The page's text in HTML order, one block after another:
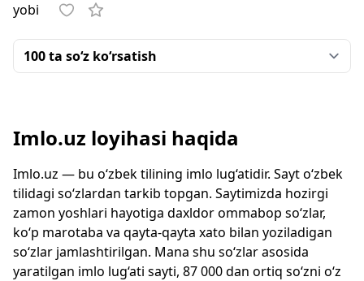
yobi
Imlo.uz loyihasi haqida
Imlo.uz — bu o‘zbek tilining imlo lug‘atidir. Sayt o‘zbek
tilidagi so‘zlardan tarkib topgan. Saytimizda hozirgi
zamon yoshlari hayotiga daxldor ommabop so‘zlar,
ko‘p marotaba va qayta-qayta xato bilan yoziladigan
so‘zlar jamlashtirilgan. Mana shu so‘zlar asosida
yaratilgan imlo lug‘ati sayti, 87 000 dan ortiq so‘zni o‘z